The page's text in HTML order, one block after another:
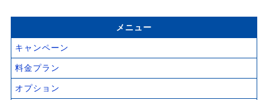
メニュー
キャンペーン
料金プラン
オプション